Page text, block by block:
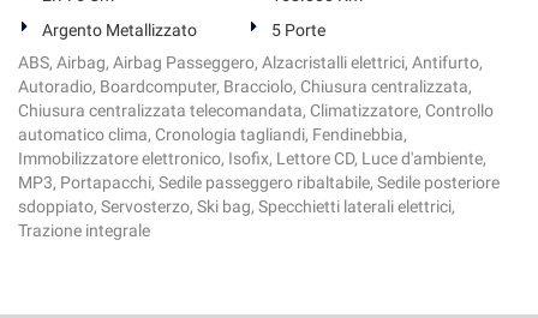
Argento Metallizzato
5 Porte
ABS, Airbag, Airbag Passeggero, Alzacristalli elettrici, Antifurto,
Autoradio, Boardcomputer, Bracciolo, Chiusura centralizzata,
Chiusura centralizzata telecomandata, Climatizzatore, Controllo
automatico clima, Cronologia tagliandi, Fendinebbia,
Immobilizzatore elettronico, Isofix, Lettore CD, Luce d'ambiente,
MP3, Portapacchi, Sedile passeggero ribaltabile, Sedile posteriore
sdoppiato, Servosterzo, Ski bag, Specchietti laterali elettrici,
Trazione integrale
Cookie necessari
Cookie delle preferenze
Cookie per il miglioramento dell'esperienza utente